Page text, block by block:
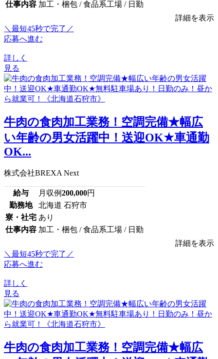
仕事内容 加工・梱包 / 食品系工場 / 日勤
詳細を表示
＼最短45秒で完了／
応募へ進む
詳しく
見る
牛肉の食肉加工業務！空調完備★幅広
い年齢の男女活躍中！送迎OK★車通勤
OK...
株式会社BREXA Next
給与 月収例200,000円
勤務地
北海道 石狩市
寮・社宅 あり
仕事内容 加工・梱包 / 食品系工場 / 日勤
詳細を表示
＼最短45秒で完了／
応募へ進む
詳しく
見る
牛肉の食肉加工業務！空調完備★幅広